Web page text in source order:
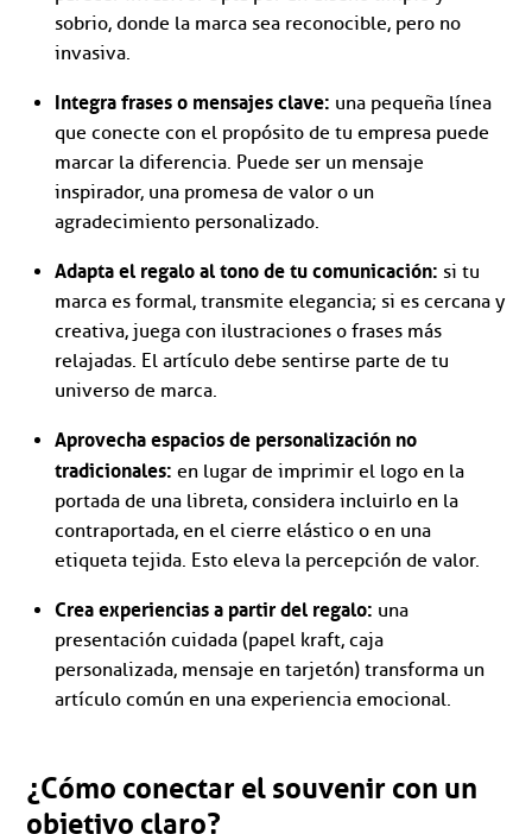
sobrio, donde la marca sea reconocible, pero no
invasiva.
Integra frases o mensajes clave: una pequeña línea
que conecte con el propósito de tu empresa puede
marcar la diferencia. Puede ser un mensaje
inspirador, una promesa de valor o un
agradecimiento personalizado.
Adapta el regalo al tono de tu comunicación: si tu
marca es formal, transmite elegancia; si es cercana y
creativa, juega con ilustraciones o frases más
relajadas. El artículo debe sentirse parte de tu
universo de marca.
Aprovecha espacios de personalización no
tradicionales: en lugar de imprimir el logo en la
portada de una libreta, considera incluirlo en la
contraportada, en el cierre elástico o en una
etiqueta tejida. Esto eleva la percepción de valor.
Crea experiencias a partir del regalo: una
presentación cuidada (papel kraft, caja
personalizada, mensaje en tarjetón) transforma un
artículo común en una experiencia emocional.
¿Cómo conectar el souvenir con un
objetivo claro?